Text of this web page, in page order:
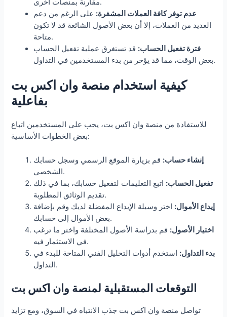
مقارنة بمنصات أخرى.
عدم توفر كافة العملات المشفرة: على الرغم من دعم
العديد من العملات، إلا أن بعض الأصول الشائعة قد لا تكون
متاحة.
فترة تفعيل الحساب: قد تستغرق عملية تفعيل الحساب
بعض الوقت، مما قد يؤخر من بدء المستخدمين في التداول.
كيفية استخدام منصة وان اكس بت
بفاعلية
للاستفادة من منصة وان اكس بت، يجب على المستخدمين اتباع
بعض الخطوات الأساسية:
إنشاء حساب: قم بزيارة الموقع الرسمي وسجل حسابك
الشخصي.
تفعيل الحساب: اتبع التعليمات لتفعيل حسابك، بما في ذلك
تقديم الوثائق المطلوبة.
إيداع الأموال: اختر وسيلة الإيداع المفضلة لديك وقم بإضافة
بعض الأموال إلى حسابك.
اختيار الأصول: قم بدراسة الأصول المختلفة واختر ما ترغب
في الاستثمار فيه.
بدء التداول: استخدم أدوات التحليل الفني المتاحة للبدء في
التداول.
التوقعات المستقبلية لمنصة وان اكس بت
تواصل منصة وان اكس بت جذب الانتباه في السوق، ومع تزايد